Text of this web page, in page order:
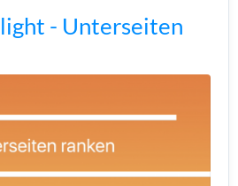
- Unterseiten